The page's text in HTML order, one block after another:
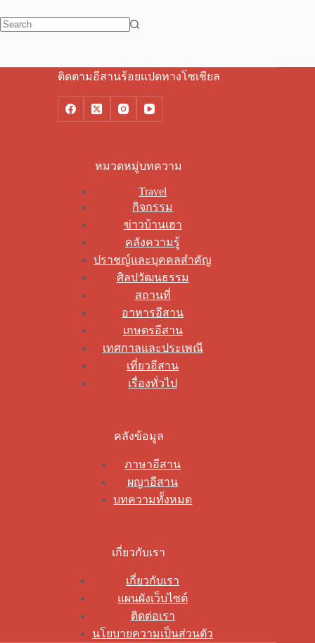
ติดตามอีสานร้อยแปดทางโซเชียล
หมวดหมู่บทความ
Travel
กิจกรรม
ข่าวบ้านเฮา
คลังความรู้
ปราชญ์และบุคคลสำคัญ
ศิลปวัฒนธรรม
สถานที่
อาหารอีสาน
เกษตรอีสาน
เทศกาลและประเพณี
เที่ยวอีสาน
เรื่องทั่วไป
คลังข้อมูล
ภาษาอีสาน
ผญาอีสาน
บทความทั้งหมด
เกี่ยวกับเรา
เกี่ยวกับเรา
แผนผังเว็บไซต์
ติดต่อเรา
นโยบายความเป็นส่วนตัว